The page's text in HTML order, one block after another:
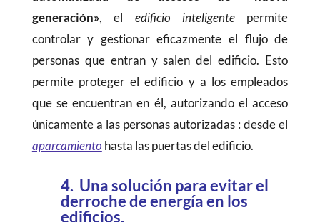
generación», el edificio inteligente permite
controlar y gestionar eficazmente el flujo de
personas que entran y salen del edificio. Esto
permite proteger el edificio y a los empleados
que se encuentran en él, autorizando el acceso
únicamente a las personas autorizadas : desde el
aparcamiento hasta las puertas del edificio.
4. Una solución para evitar el
derroche de energía en los
edificios.